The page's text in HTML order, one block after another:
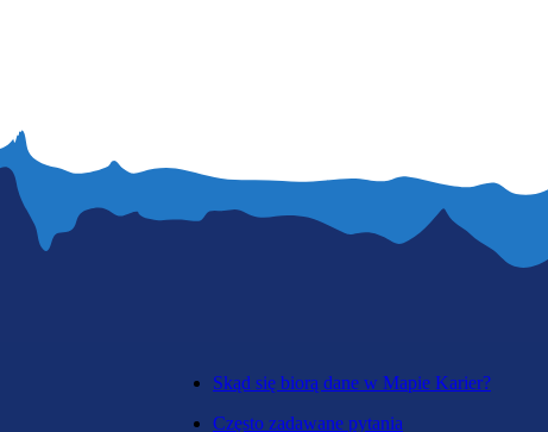
Skąd się biorą dane w Mapie Karier?
Często zadawane pytania